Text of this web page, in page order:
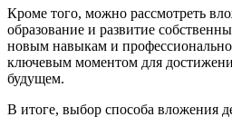
Кроме того, можно рассмотреть
образование и развитие
новым навыкам и
ключевым моментом для
будущем.
В итоге, выбор способа вложения